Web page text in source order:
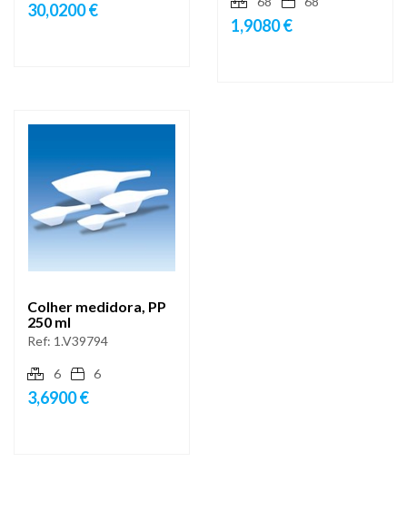
30,0200 €
1,9080 €
Colher medidora, PP
250 ml
Ref: 1.V39794
6 6
3,6900 €